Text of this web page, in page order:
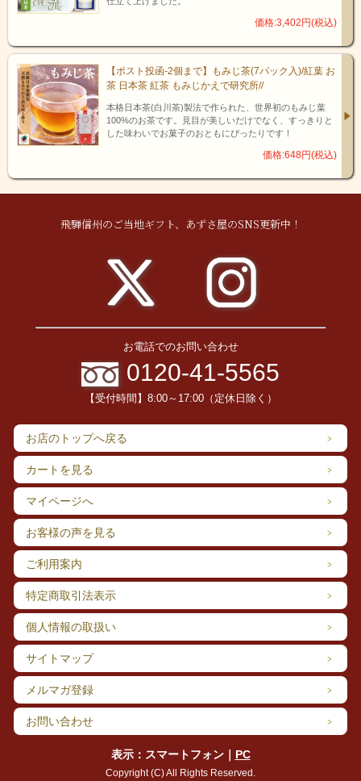
価格:3,402円(税込)
【ポスト投函-2個まで】もみじ茶(7パック入)/紅葉 お
茶 日本茶 紅茶 もみじかえで研究所//
本格日本茶(白川茶)製法で作られた、世界初のもみじ葉
100%のお茶です。見目が美しいだけでなく、すっきりと
した味わいでお菓子のおともにぴったりです！
価格:648円(税込)
飛騨信州のご当地ギフト、あずさ屋のSNS更新中！
お電話でのお問い合わせ
0120-41-5565
【受付時間】8:00～17:00（定休日除く）
お店のトップへ戻る
カートを見る
マイページへ
お客様の声を見る
ご利用案内
特定商取引法表示
個人情報の取扱い
サイトマップ
メルマガ登録
お問い合わせ
表示：スマートフォン｜ PC
Copyright (C) All Rights Reserved.